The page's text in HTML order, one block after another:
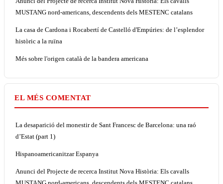
MUSTANG nord-americans, descendents dels MESTENC catalans
La casa de Cardona i Rocabertí de Castelló d'Empúries: de l’esplendor
històric a la ruïna
Més sobre l'origen català de la bandera americana
EL MÉS COMENTAT
La desaparició del monestir de Sant Francesc de Barcelona: una raó
d’Estat (part 1)
Hispanoamericanitzar Espanya
Anunci del Projecte de recerca Institut Nova Història: Els cavalls